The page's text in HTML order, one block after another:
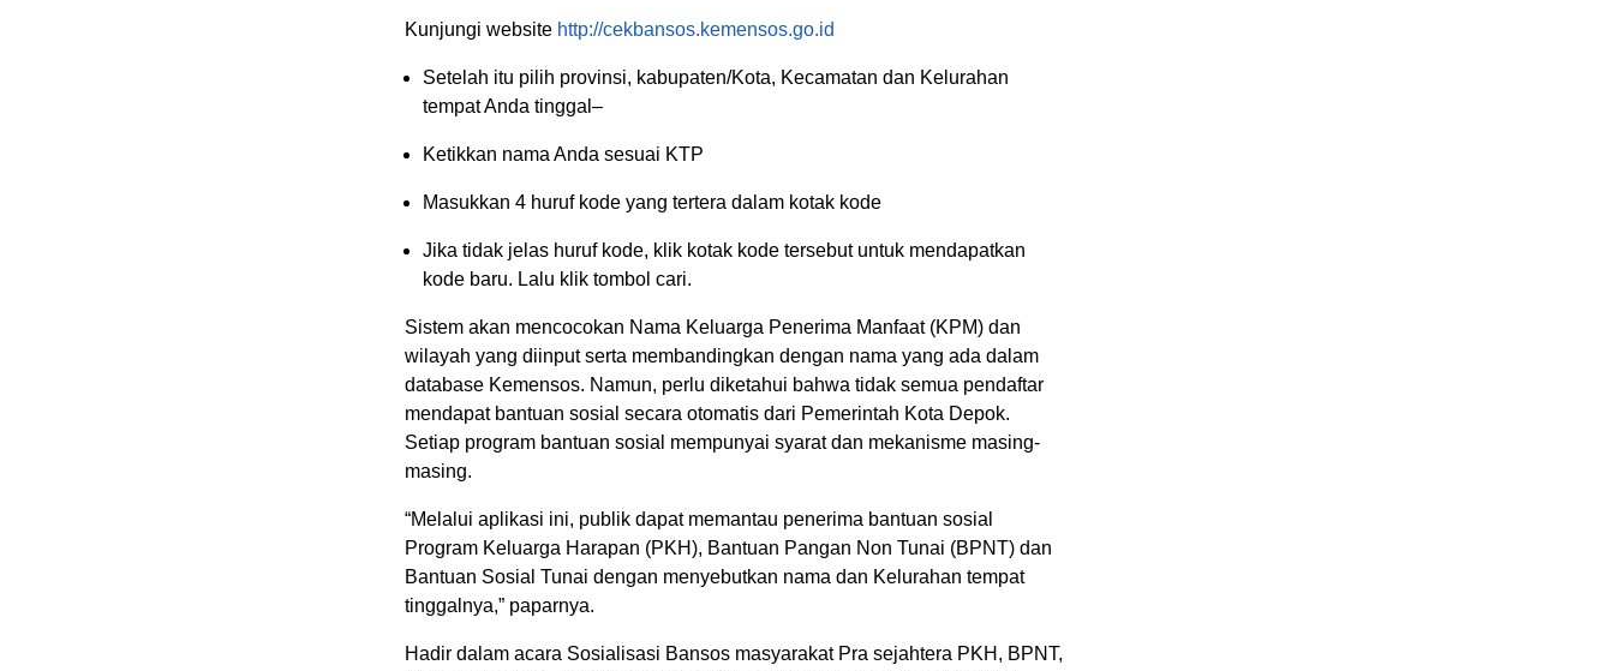
Kunjungi website http://cekbansos.kemensos.go.id
Setelah itu pilih provinsi, kabupaten/Kota, Kecamatan dan Kelurahan
tempat Anda tinggal–
Ketikkan nama Anda sesuai KTP
Masukkan 4 huruf kode yang tertera dalam kotak kode
Jika tidak jelas huruf kode, klik kotak kode tersebut untuk mendapatkan
kode baru. Lalu klik tombol cari.
Sistem akan mencocokan Nama Keluarga Penerima Manfaat (KPM) dan
wilayah yang diinput serta membandingkan dengan nama yang ada dalam
database Kemensos. Namun, perlu diketahui bahwa tidak semua pendaftar
mendapat bantuan sosial secara otomatis dari Pemerintah Kota Depok.
Setiap program bantuan sosial mempunyai syarat dan mekanisme masing-
masing.
“Melalui aplikasi ini, publik dapat memantau penerima bantuan sosial
Program Keluarga Harapan (PKH), Bantuan Pangan Non Tunai (BPNT) dan
Bantuan Sosial Tunai dengan menyebutkan nama dan Kelurahan tempat
tinggalnya,” paparnya.
Hadir dalam acara Sosialisasi Bansos masyarakat Pra sejahtera PKH, BPNT,